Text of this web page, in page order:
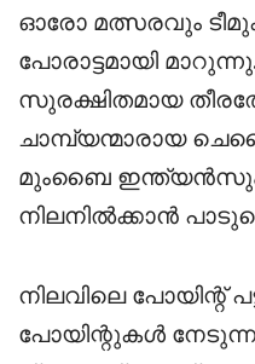
ഓരോ മത്സരവും
പോരാട്ടമായി
സുരക്ഷിതമായ
ചാമ്പ്യന്മാരായ
മുംബൈ ഇന്ത്യൻസും
നിലനിൽക്കാൻ
നിലവിലെ പോയിന്റ്
പോയിന്റുകൾ നേടുന്ന